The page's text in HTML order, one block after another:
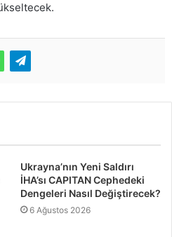
Ukrayna’nın Yeni Saldırı
İHA’sı CAPITAN Cephedeki
Dengeleri Nasıl Değiştirecek?
6 Ağustos 2026